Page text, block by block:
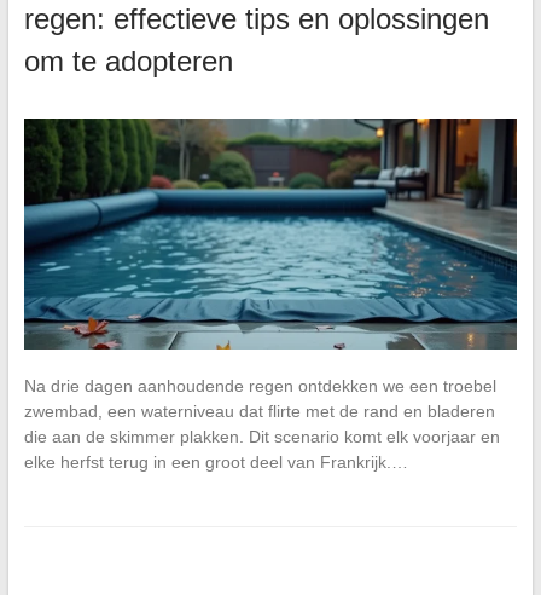
regen: effectieve tips en oplossingen
om te adopteren
Na drie dagen aanhoudende regen ontdekken we een troebel
zwembad, een waterniveau dat flirte met de rand en bladeren
die aan de skimmer plakken. Dit scenario komt elk voorjaar en
elke herfst terug in een groot deel van Frankrijk.…